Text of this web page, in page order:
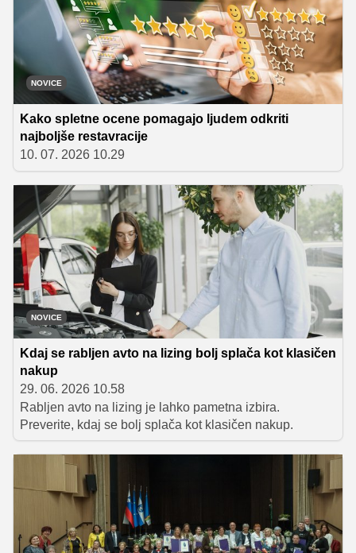
NOVICE
Kako spletne ocene pomagajo ljudem odkriti
najboljše restavracije
10. 07. 2026 10.29
NOVICE
Kdaj se rabljen avto na lizing bolj splača kot klasičen
nakup
29. 06. 2026 10.58
Rabljen avto na lizing je lahko pametna izbira.
Preverite, kdaj se bolj splača kot klasičen nakup.